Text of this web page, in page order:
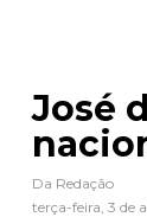
José
Da Redação
terça-feira, 3 de